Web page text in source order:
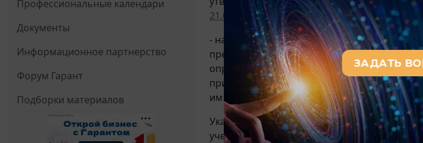
Профессиональные календари
Документы
Информационное партнерство
Форум Гарант
Подборки материалов
21.03.2011 N КЕ-4-3/4408 );
- на дату утверждения авансового отчета
представлены документы,
определении суммы к возмещению
применяется, если аванс работнику не
им расходы.
Указанные правила применяются как для
учета расходов, связанных с командировкой.